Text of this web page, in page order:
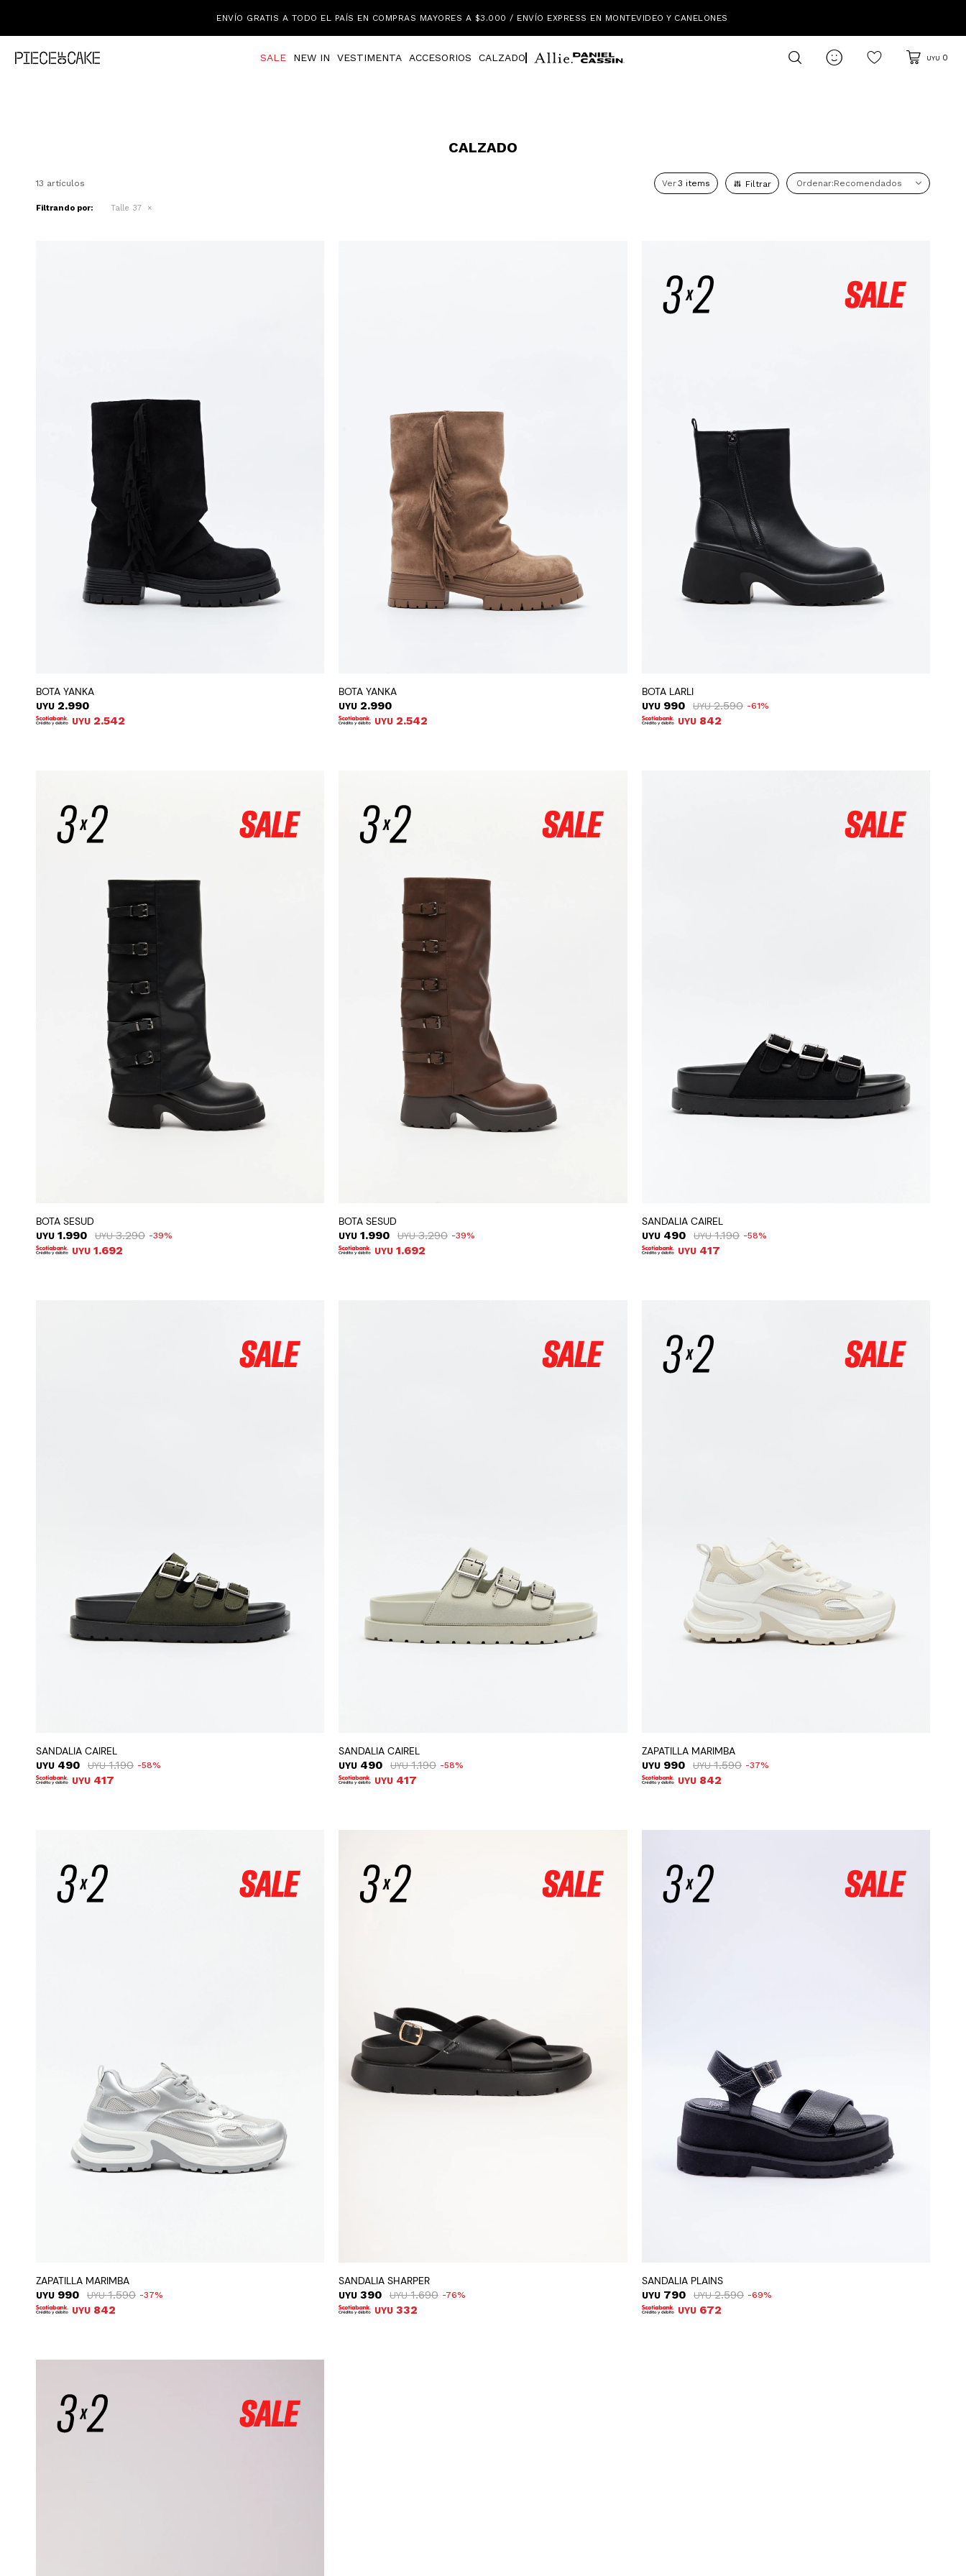
ENVÍO GRATIS A TODO EL PAÍS EN COMPRAS MAYORES A $3.000 / ENVÍO EXPRESS EN MONTEVIDEO Y CANELONES
SALE NEW IN VESTIMENTA ACCESORIOS CALZADO  UYU 0
CALZADO
Ver
13 artículos Recomendados
Filtrando por: Talle 37
BOTA YANKA
UYU 2.990
UYU 2.542
BOTA YANKA
UYU 2.990
UYU 2.542
BOTA LARLI
UYU 990 UYU 2.590 61
UYU 842
BOTA SESUD
UYU 1.990 UYU 3.290 39
UYU 1.692
BOTA SESUD
UYU 1.990 UYU 3.290 39
UYU 1.692
SANDALIA CAIREL
UYU 490 UYU 1.190 58
UYU 417
SANDALIA CAIREL
UYU 490 UYU 1.190 58
UYU 417
SANDALIA CAIREL
UYU 490 UYU 1.190 58
UYU 417
ZAPATILLA MARIMBA
UYU 990 UYU 1.590 37
UYU 842
ZAPATILLA MARIMBA
UYU 990 UYU 1.590 37
UYU 842
SANDALIA SHARPER
UYU 390 UYU 1.690 76
UYU 332
SANDALIA PLAINS
UYU 790 UYU 2.590 69
UYU 672